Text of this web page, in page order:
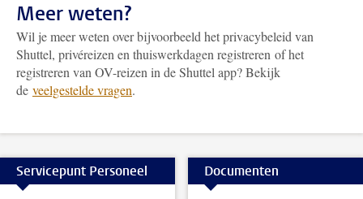
Meer weten?
Wil je meer weten over bijvoorbeeld het privacybeleid van
Shuttel, privéreizen en thuiswerkdagen registreren of het
registreren van OV-reizen in de Shuttel app? Bekijk
de veelgestelde vragen.
Servicepunt Personeel Documenten